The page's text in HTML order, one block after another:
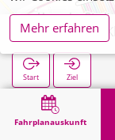
Fahrplanauskunft
Rheinische
Start Ziel
Nächste
Stadtinfos
Mehr erfahren